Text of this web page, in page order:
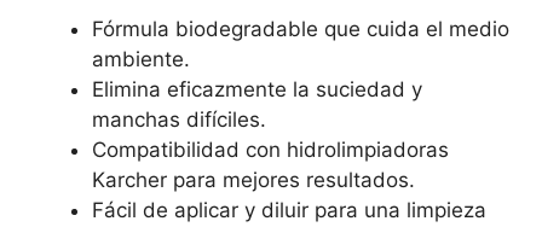
Fórmula biodegradable que cuida el medio
ambiente.
Elimina eficazmente la suciedad y
manchas difíciles.
Compatibilidad con hidrolimpiadoras
Karcher para mejores resultados.
Fácil de aplicar y diluir para una limpieza